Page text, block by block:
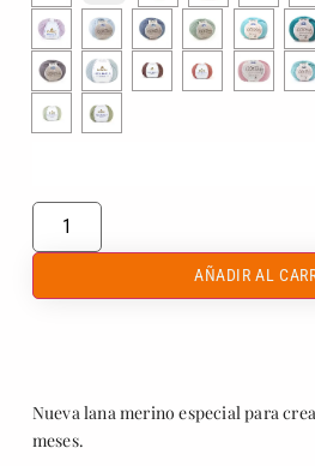
AÑADIR AL
Nueva lana merino especial para
meses.